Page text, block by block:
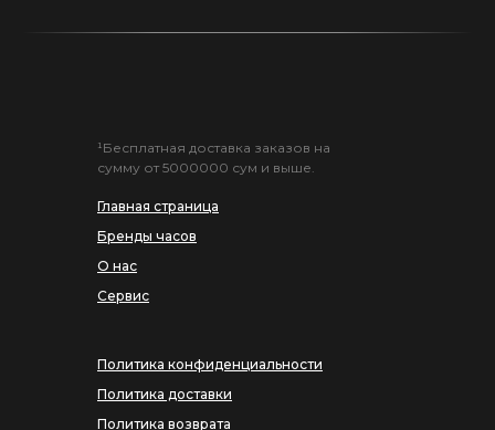
Главная страница
Бренды часов
О нас
Сервис
¹Бесплатная доставка заказов на
сумму от 5000000 сум и выше.
Политика конфиденциальности
Политика доставки
Политика возврата